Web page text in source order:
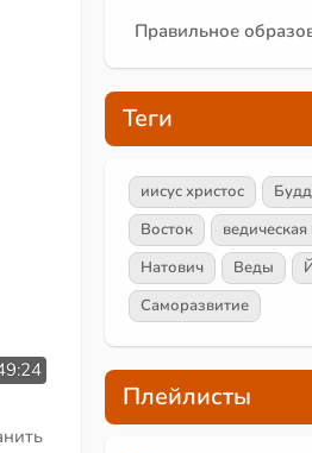
Правильное
Теги
иисус христос
Восток
Натович
Веды
Саморазвитие
Плейлисты